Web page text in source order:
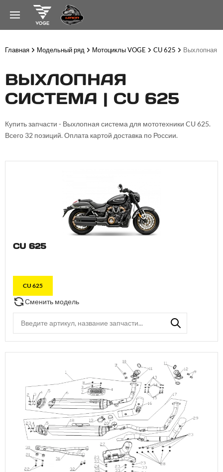
Главная Модельный ряд Мотоциклы VOGE CU 625 Выхлопная
ВЫХЛОПНАЯ
СИСТЕМА | CU 625
Купить запчасти - Выхлопная система для мототехники CU 625.
Всего 32 позиций. Оплата картой доставка по России.
CU 625
CU 625
Сменить модель